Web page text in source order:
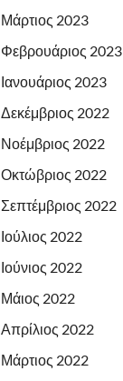
Μάρτιος 2023
Φεβρουάριος 2023
Ιανουάριος 2023
Δεκέμβριος 2022
Νοέμβριος 2022
Οκτώβριος 2022
Σεπτέμβριος 2022
Ιούλιος 2022
Ιούνιος 2022
Μάιος 2022
Απρίλιος 2022
Μάρτιος 2022